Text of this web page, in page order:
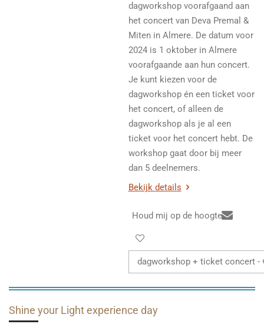
dagworkshop voorafgaand aan
het concert van Deva Premal &
Miten in Almere. De datum voor
2024 is 1 oktober in Almere
voorafgaande aan hun concert.
Je kunt kiezen voor de
dagworkshop én een ticket voor
het concert, of alleen de
dagworkshop als je al een
ticket voor het concert hebt. De
workshop gaat door bij meer
dan 5 deelnemers.
Bekijk details
Houd mij op de hoogte
Shine your Light experience day